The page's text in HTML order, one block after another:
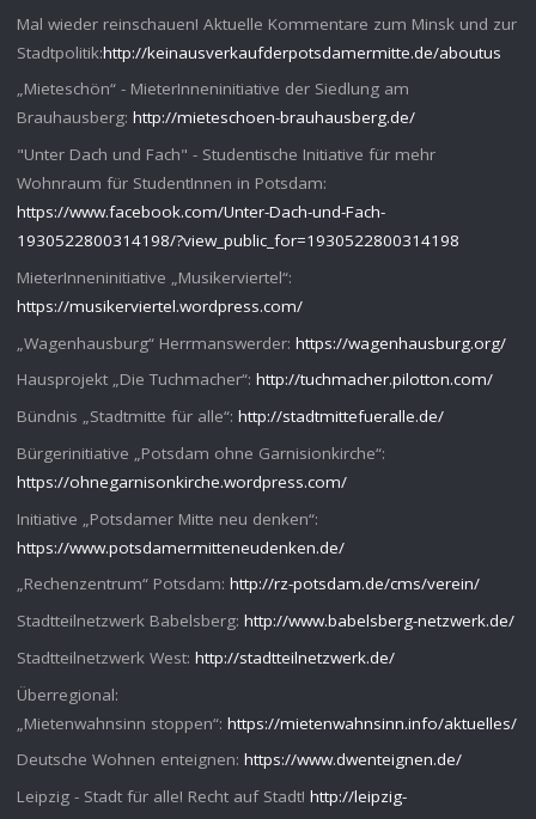
Mal wieder reinschauen! Aktuelle Kommentare zum Minsk und zur
Stadtpolitik:http://keinausverkaufderpotsdamermitte.de/aboutus
„Mieteschön“ - MieterInneninitiative der Siedlung am
Brauhausberg: http://mieteschoen-brauhausberg.de/
"Unter Dach und Fach" - Studentische Initiative für mehr
Wohnraum für StudentInnen in Potsdam:
https://www.facebook.com/Unter-Dach-und-Fach-
1930522800314198/?view_public_for=1930522800314198
MieterInneninitiative „Musikerviertel“:
https://musikerviertel.wordpress.com/
„Wagenhausburg“ Herrmanswerder: https://wagenhausburg.org/
Hausprojekt „Die Tuchmacher“: http://tuchmacher.pilotton.com/
Bündnis „Stadtmitte für alle“: http://stadtmittefueralle.de/
Bürgerinitiative „Potsdam ohne Garnisionkirche“:
https://ohnegarnisonkirche.wordpress.com/
Initiative „Potsdamer Mitte neu denken“:
https://www.potsdamermitteneudenken.de/
„Rechenzentrum“ Potsdam: http://rz-potsdam.de/cms/verein/
Stadtteilnetzwerk Babelsberg: http://www.babelsberg-netzwerk.de/
Stadtteilnetzwerk West: http://stadtteilnetzwerk.de/
Überregional:
„Mietenwahnsinn stoppen“: https://mietenwahnsinn.info/aktuelles/
Deutsche Wohnen enteignen: https://www.dwenteignen.de/
Leipzig - Stadt für alle! Recht auf Stadt! http://leipzig-